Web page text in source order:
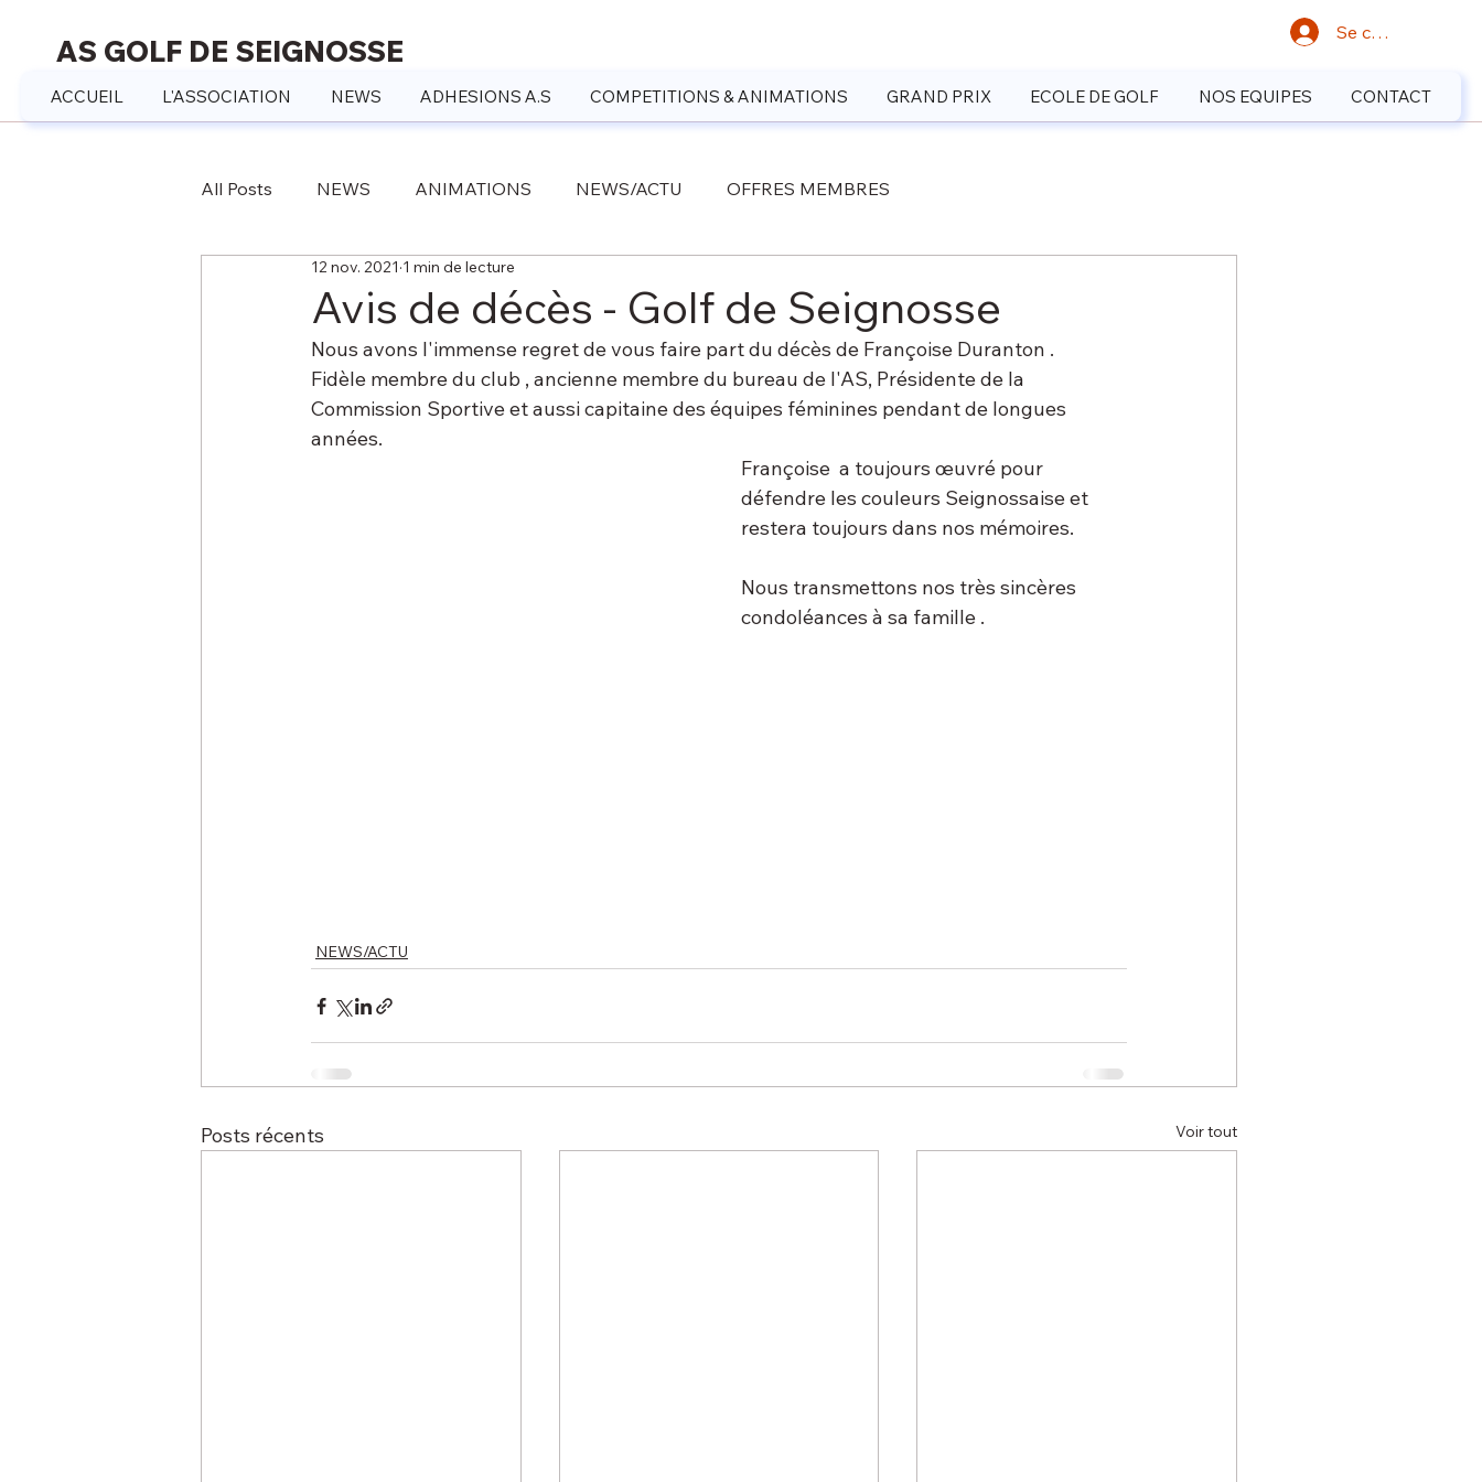
ACCUEIL L'ASSOCIATION NEWS ADHESIONS A.S COMPETITIONS & ANIMATIONS GRAND PRIX ECOLE DE GOLF NOS EQUIPES CONTACT
AS GOLF DE SEIGNOSSE
Se connecter
All Posts NEWS ANIMATIONS NEWS/ACTU OFFRES MEMBRES
Avis de décès - Golf de Seignosse
12 nov. 2021 1 min de lecture
Nous avons l'immense regret de vous faire part du décès de Françoise Duranton .
Fidèle membre du club , ancienne membre du bureau de l'AS, Présidente de la
Commission Sportive et aussi capitaine des équipes féminines pendant de longues
années.
Françoise  a toujours œuvré pour
défendre les couleurs Seignossaise et
restera toujours dans nos mémoires.
Nous transmettons nos très sincères
condoléances à sa famille .
NEWS/ACTU
Posts récents Voir tout